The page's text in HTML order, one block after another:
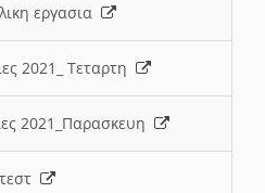
εργασια
2021_ Τεταρτη
2021_Παρασκευη